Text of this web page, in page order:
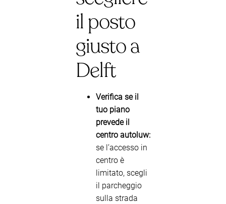
il posto
giusto a
Delft
Verifica se il
tuo piano
prevede il
centro autoluw:
se l’accesso in
centro è
limitato, scegli
il parcheggio
sulla strada